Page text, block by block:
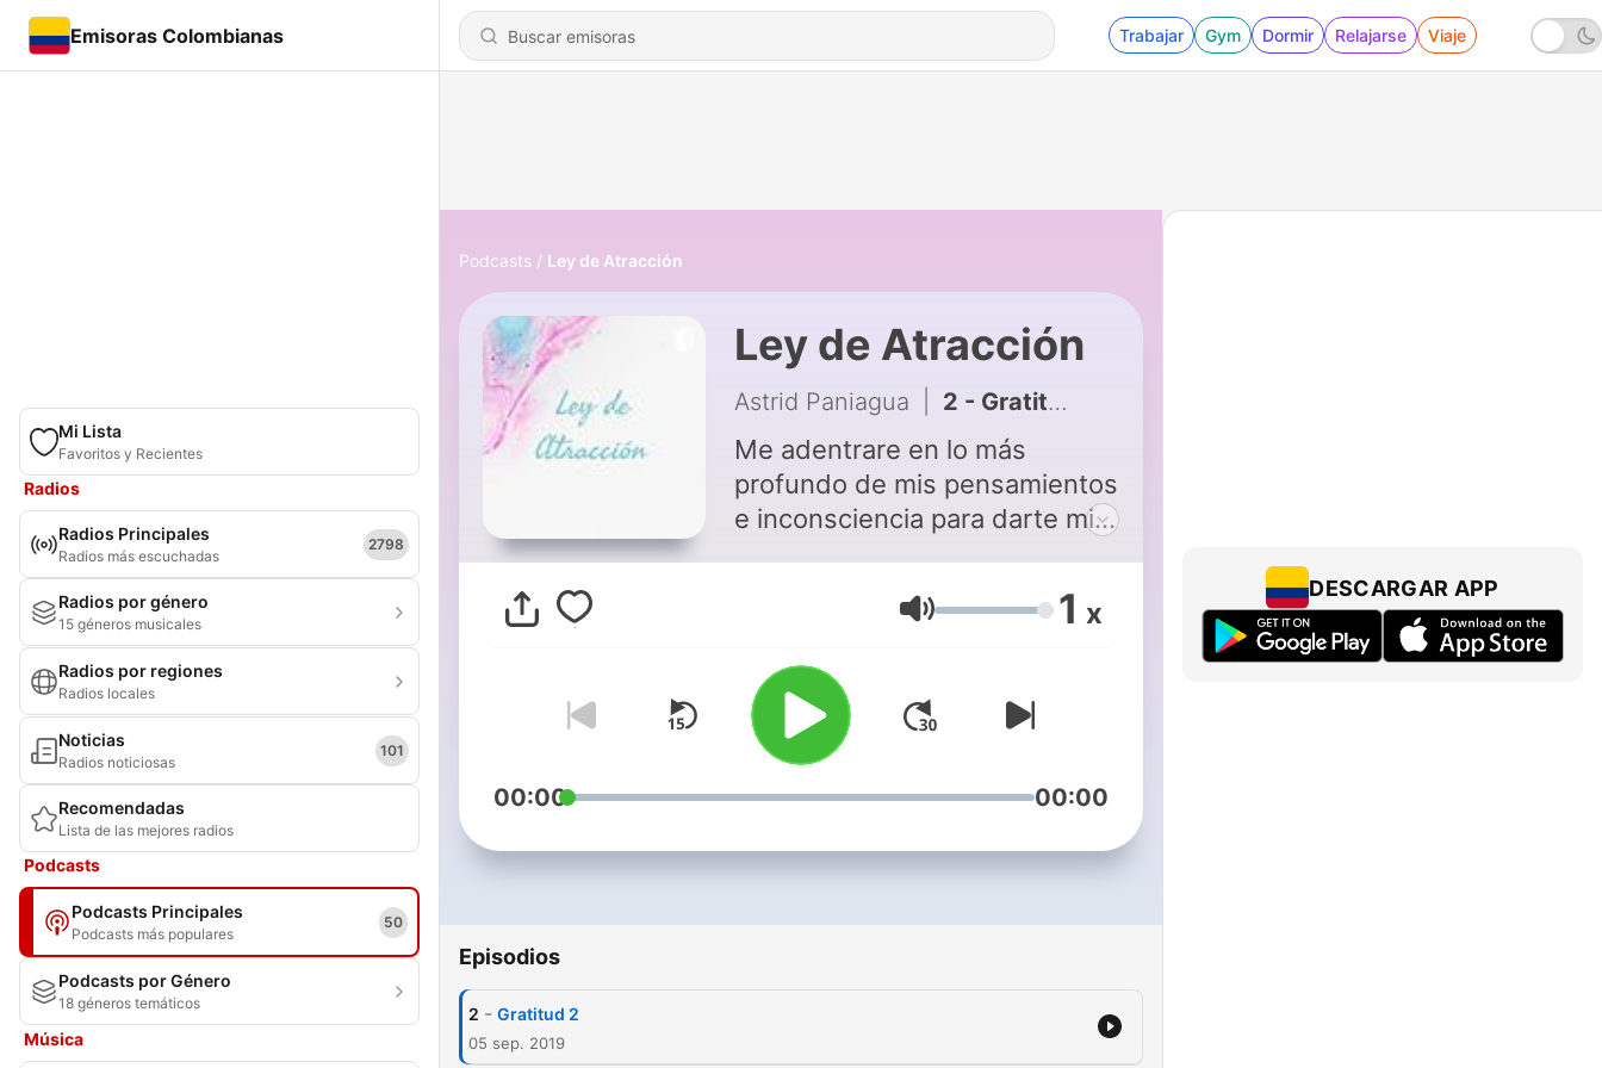
Emisoras Colombianas Trabajar Gym Dormir Relajarse Viaje
Mi Lista
Favoritos y Recientes
Radios
Radios Principales
Radios más escuchadas
2798
Radios por género
15 géneros musicales
Radios por regiones
Radios locales
Noticias
Radios noticiosas
101
Recomendadas
Lista de las mejores radios
Podcasts
Podcasts Principales
Podcasts más populares
50
Podcasts por Género
18 géneros temáticos
Música
Podcasts Ley de Atracción
Ley de Atracción
Astrid Paniagua 2 - Gratitud 2
Me adentrare en lo más
profundo de mis pensamientos
e inconsciencia para darte mi
de la ley de la atracción y
todos los temas que se
magia !
Volumen 1 x
00:00 00:00
Episodios
2 - Gratitud 2
05 sep. 2019
DESCARGAR APP